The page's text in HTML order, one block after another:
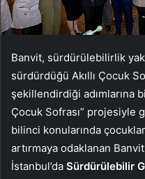
Banvit, sürdürülebilirlik
sürdürdüğü Akıllı Çocuk
şekillendirdiği adımlarına
Çocuk Sofrası” projesiyle
bilinci konularında
artırmaya odaklanan
İstanbul’da Sürdürülebilir